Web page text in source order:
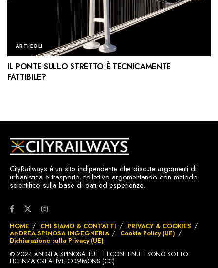
ARTICOLI
IL PONTE SULLO STRETTO È TECNICAMENTE
FATTIBILE?
CityRailways è un sito indipendente che discute argomenti di
urbanistica e trasporto collettivo argomentando con metodo
scientifico sulla base di dati ed esperienze.
HOME CHI SIAMO & CONTATTI PRIVACY & COOKIES
ANDREA SPINOSA INGEGNERIA Cookie Policy (UE)
Dichiarazione sulla Privacy (UE)
© 2024 ANDREA SPINOSA.TUTTI I CONTENUTI SONO SOTTO
LICENZA CREATIVE COMMONS (CC)